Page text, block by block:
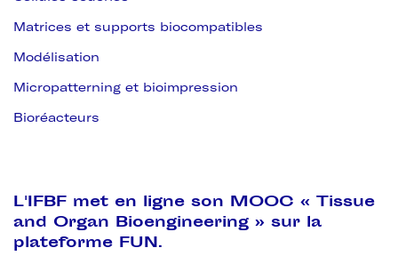
Matrices et supports biocompatibles
Modélisation
Micropatterning et bioimpression
Bioréacteurs
L'IFBF met en ligne son MOOC « Tissue
and Organ Bioengineering » sur la
plateforme FUN.